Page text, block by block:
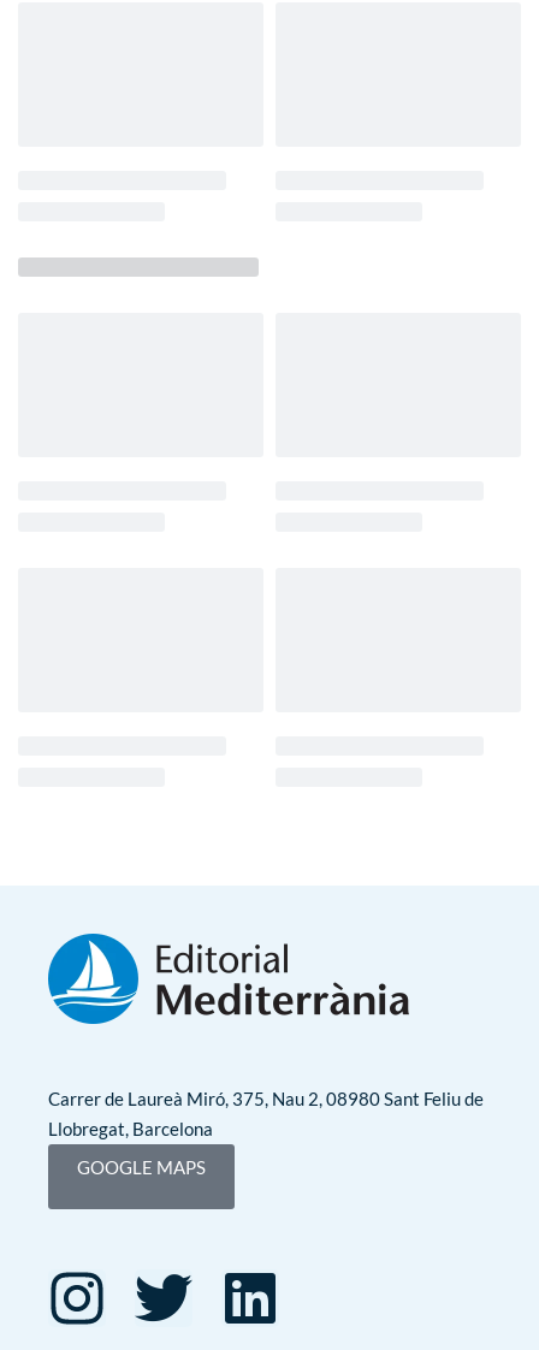
Carrer de Laureà Miró, 375, Nau 2, 08980 Sant Feliu de
Llobregat, Barcelona
GOOGLE MAPS